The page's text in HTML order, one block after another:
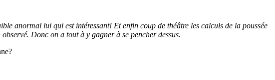
anormal lui qui est intéressant! Et enfin coup de théâtre les calculs de la poussée
Donc on a tout à y gagner à se pencher dessus.